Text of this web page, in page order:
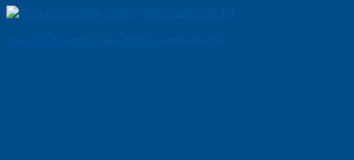
Cửa Gỗ Chống Cháy MDF Laminate P1